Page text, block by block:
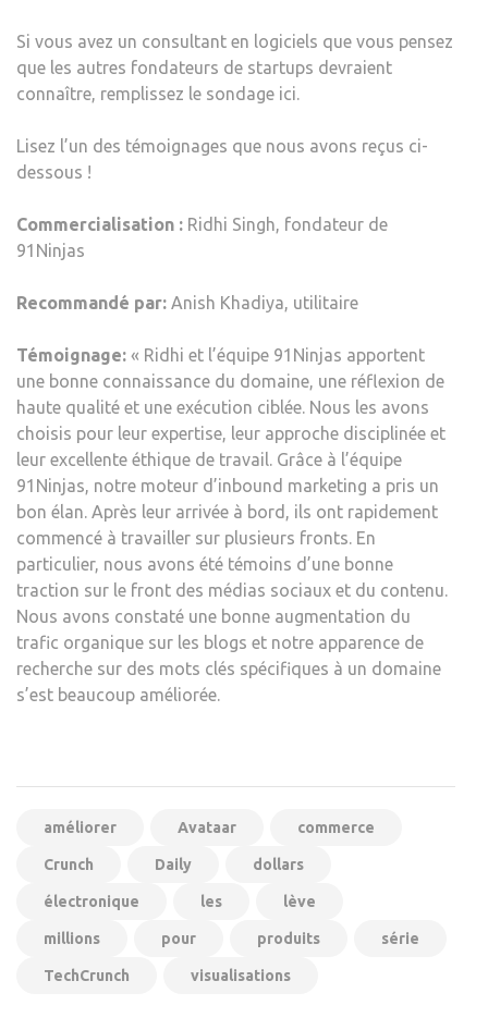
Si vous avez un consultant en logiciels que vous pensez
que les autres fondateurs de startups devraient
connaître, remplissez le sondage ici.
Lisez l’un des témoignages que nous avons reçus ci-
dessous !
Commercialisation : Ridhi Singh, fondateur de
91Ninjas
Recommandé par: Anish Khadiya, utilitaire
Témoignage: « Ridhi et l’équipe 91Ninjas apportent
une bonne connaissance du domaine, une réflexion de
haute qualité et une exécution ciblée. Nous les avons
choisis pour leur expertise, leur approche disciplinée et
leur excellente éthique de travail. Grâce à l’équipe
91Ninjas, notre moteur d’inbound marketing a pris un
bon élan. Après leur arrivée à bord, ils ont rapidement
commencé à travailler sur plusieurs fronts. En
particulier, nous avons été témoins d’une bonne
traction sur le front des médias sociaux et du contenu.
Nous avons constaté une bonne augmentation du
trafic organique sur les blogs et notre apparence de
recherche sur des mots clés spécifiques à un domaine
s’est beaucoup améliorée.
améliorer Avataar commerce
Crunch Daily dollars
électronique les lève
millions pour produits série
TechCrunch visualisations